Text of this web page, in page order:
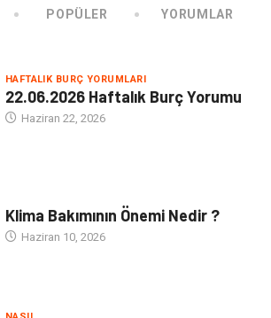
POPÜLER YORUMLAR
HAFTALIK BURÇ YORUMLARI
22.06.2026 Haftalık Burç Yorumu
Haziran 22, 2026
Klima Bakımının Önemi Nedir ?
Haziran 10, 2026